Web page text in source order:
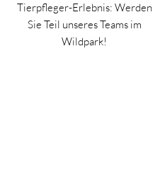
Tierpfleger-Erlebnis: Werden
Sie Teil unseres Teams im
Wildpark!